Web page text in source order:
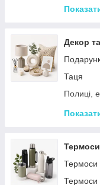
Лампи
Фени
Гофре та
Ручні
Садове
Аксесуари
Мангали
Набори
Декор
Таця
Полиці,
Серветки
Сміттєві
Термоси
Термоси